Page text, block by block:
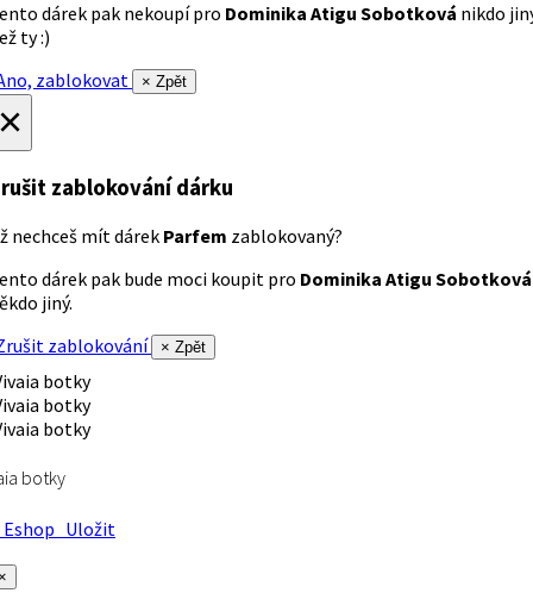
dárek pak nekoupí pro Dominika Atigu Sobotková nikdo
ty :)
zablokovat
× Zpět
zablokování dárku
nechceš mít dárek Parfem zablokovaný?
dárek pak bude moci koupit pro Dominika Atigu Sobotková
jiný.
zablokování
× Zpět
botky
Uložit